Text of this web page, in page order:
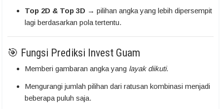
Top 2D & Top 3D → pilihan angka yang lebih dipersempit
lagi berdasarkan pola tertentu.
🎯 Fungsi Prediksi Invest Guam
Memberi gambaran angka yang layak diikuti.
Mengurangi jumlah pilihan dari ratusan kombinasi menjadi
beberapa puluh saja.